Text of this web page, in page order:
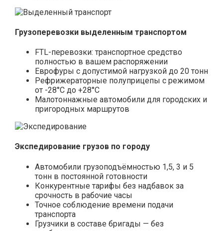
Грузоперевозки выделенным транспортом
FTL-перевозки: транспортное средство
полностью в вашем распоряжении
Еврофуры с допустимой нагрузкой до 20 тонн
Рефрижераторные полуприцепы с режимом
от -28°С до +28°С
Малотоннажные автомобили для городских и
пригородных маршрутов
Экспедирование грузов по городу
Автомобили грузоподъёмностью 1,5, 3 и 5
тонн в постоянной готовности
Конкурентные тарифы без надбавок за
срочность в рабочие часы
Точное соблюдение времени подачи
транспорта
Грузчики в составе бригады — без